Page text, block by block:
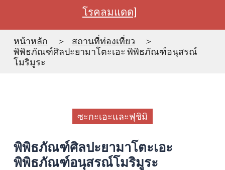
โรคลมแดด]
หน้าหลัก
สถานที่ท่องเที่ยว
พิพิธภัณฑ์ศิลปะยามาโตะเอะ พิพิธภัณฑ์อนุสรณ์
โมริมูระ
ซะกะเอะและฟุชิมิ
พิพิธภัณฑ์ศิลปะยามาโตะเอะ
พิพิธภัณฑ์อนุสรณ์โมริมูระ